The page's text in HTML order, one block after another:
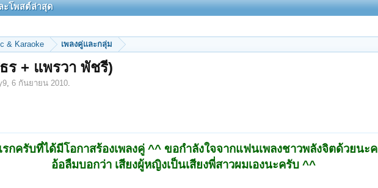
& Karaoke เพลงคู่และกลุ่ม
ร + แพรวา พัชรี)
, 6 กันยายน 2010.
รกครับที่ได้มีโอกาสร้องเพลงคู่ ^^ ขอกำลังใจจากแฟนเพลงชาวพลังจิตด้วยนะ
อ้อลืมบอกว่า เสียงผู้หญิงเป็นเสียงพี่สาวผมเองนะครับ ^^
ะโพสต์ล่าสุด